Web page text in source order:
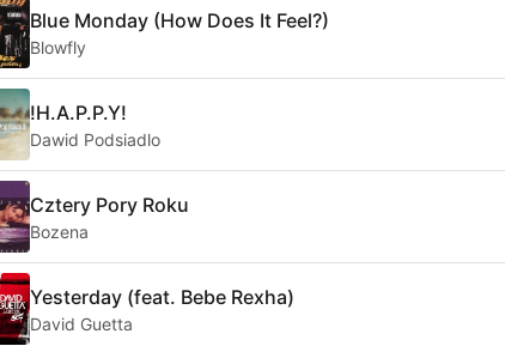
Blue Monday (How Does It Feel?)
Blowfly
!H.A.P.P.Y!
Dawid Podsiadlo
Cztery Pory Roku
Bozena
Yesterday (feat. Bebe Rexha)
David Guetta